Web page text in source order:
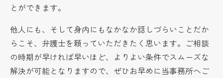
とができます。
他人にも、そして身内にもなかなか話しづらいことだか
らこそ、弁護士を頼っていただきたく思います。ご相談
の時期が早ければ早いほど、よりよい条件でスムーズな
解決が可能となりますので、ぜひお早めに当事務所へご